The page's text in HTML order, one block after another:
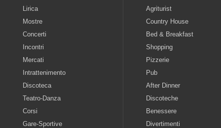
Lirica
Mostre
Concerti
Incontri
Mercati
Intrattenimento
Discoteca
Teatro-Danza
Corsi
Gare-Sportive
Agriturist
Country House
Bed & Breakfast
Shopping
Pizzerie
Pub
After Dinner
Discoteche
Benessere
Divertimenti